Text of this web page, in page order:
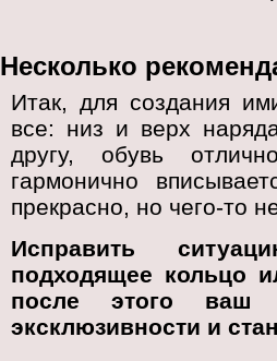
Несколько
Итак, для создания
все: низ и верх
другу, обувь
гармонично
прекрасно, но чего-то
Исправить
подходящее кольцо
после этого ваш
эксклюзивности и